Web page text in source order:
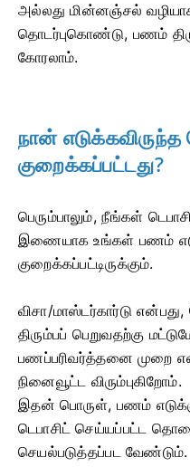
அல்லது மின்னஞ்சல்
தொடர்புகொண்டு, பணம்
கோரலாம்.
நான்
குறைக்கப்பட்டது?
பெரும்பாலும், நீங்கள்
இணையாக உங்கள் பணம்
குறைக்கப்பட்டிருக்கும்.
விசா/மாஸ்டர்கார்டு
திரும்பப் பெறுவதற்கு
பணப்பரிவர்த்தனை முறை
நினைவூட்ட விரும்புகிறோம்.
இதன் பொருள், பணம்
டெபாசிட் செய்யப்பட்ட
செயல்படுத்தப்பட வேண்டும்.